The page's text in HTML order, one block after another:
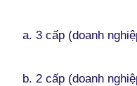
a. 3 cấp (doanh
b. 2 cấp (doanh